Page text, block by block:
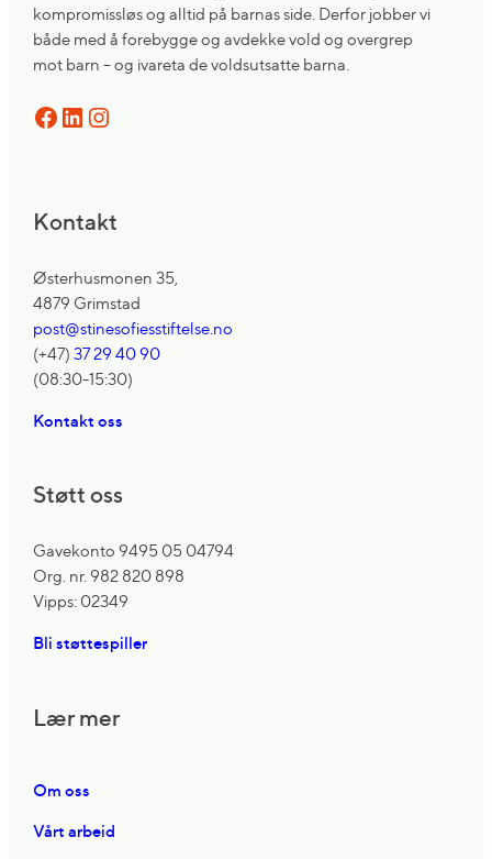
kompromissløs og alltid på barnas side. Derfor jobber vi
både med å forebygge og avdekke vold og overgrep
mot barn – og ivareta de voldsutsatte barna.
Facebook LinkedIn Instagram
Kontakt
Østerhusmonen 35,
4879 Grimstad
post@stinesofiesstiftelse.no
(+47)37 29 40 90
(08:30-15:30)
Kontakt oss
Støtt oss
Gavekonto 9495 05 04794
Org. nr. 982 820 898
Vipps: 02349
Bli støttespiller
Lær mer
Om oss
Vårt arbeid